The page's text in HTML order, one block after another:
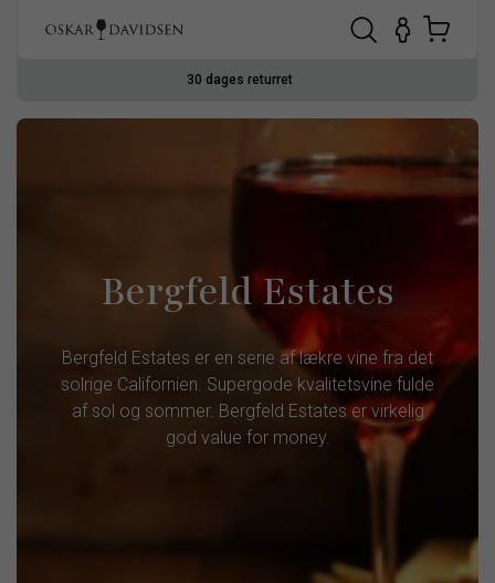
30 dages returret
Bergfeld Estates
Bergfeld Estates er en serie af lækre vine fra det
solrige Californien. Supergode kvalitetsvine fulde
af sol og sommer. Bergfeld Estates er virkelig
god value for money.